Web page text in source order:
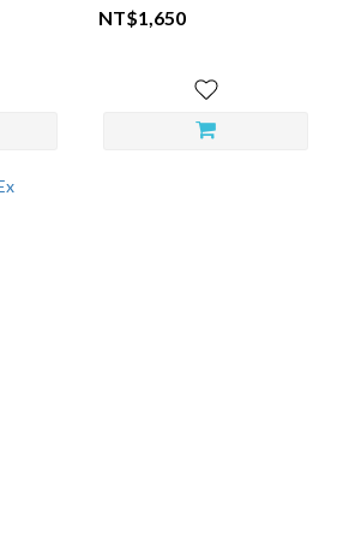
NT$1,650